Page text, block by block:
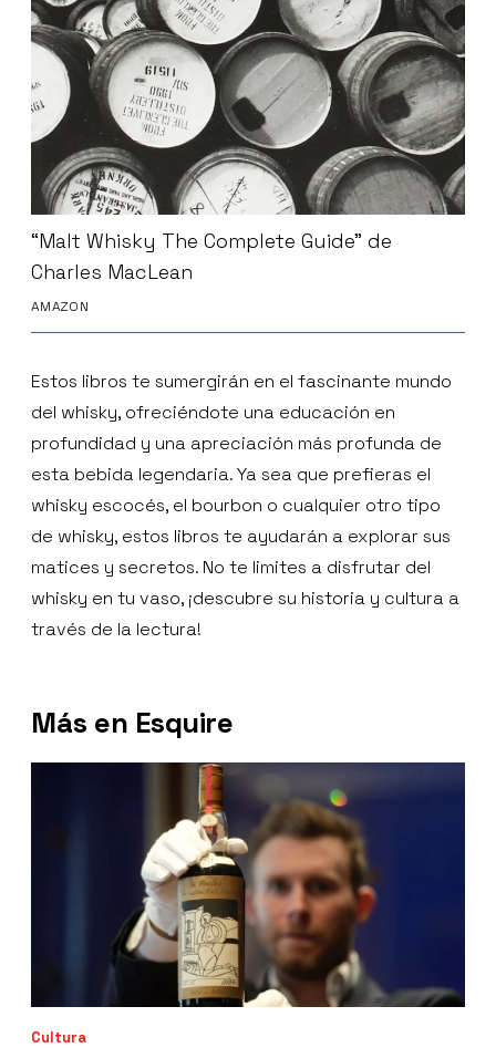
“Malt Whisky The Complete Guide” de
Charles MacLean
AMAZON
Estos libros te sumergirán en el fascinante mundo
del whisky, ofreciéndote una educación en
profundidad y una apreciación más profunda de
esta bebida legendaria. Ya sea que prefieras el
whisky escocés, el bourbon o cualquier otro tipo
de whisky, estos libros te ayudarán a explorar sus
matices y secretos. No te limites a disfrutar del
whisky en tu vaso, ¡descubre su historia y cultura a
través de la lectura!
Más en Esquire
Cultura